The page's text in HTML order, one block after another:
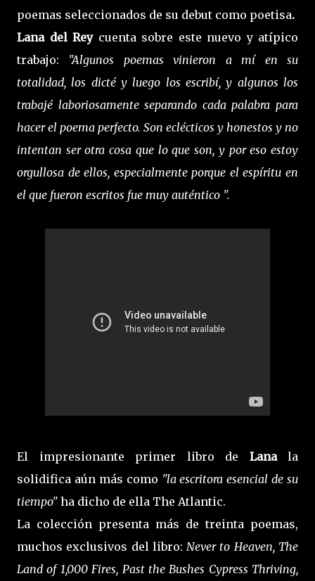
poemas seleccionados de su debut como poetisa.
Lana del Reycuenta sobre este nuevo y atípico
trabajo: "Algunos poemas vinieron a mí en su
totalidad, los dicté y luego los escribí, y algunos los
trabajé laboriosamente separando cada palabra para
hacer el poema perfecto. Son eclécticos y honestos y no
intentan ser otra cosa que lo que son, y por eso estoy
orgullosa de ellos, especialmente porque el espíritu en
el que fueron escritos fue muy auténtico ".
El impresionante primer libro de Lana la
solidifica aún más como "la escritora esencial de su
tiempo" ha dicho de ella The Atlantic.
La colección presenta más de treinta poemas,
muchos exclusivos del libro: Never to Heaven, The
Land of 1,000 Fires, Past the Bushes Cypress Thriving,